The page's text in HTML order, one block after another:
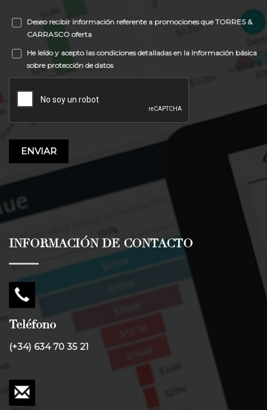
Deseo recibir información referente a promociones que TORRES &
CARRASCO oferta
He leído y acepto las condiciones detalladas en la Información básica
sobre protección de datos
ENVIAR
INFORMACIÓN DE CONTACTO
Teléfono
(+34) 634 70 35 21